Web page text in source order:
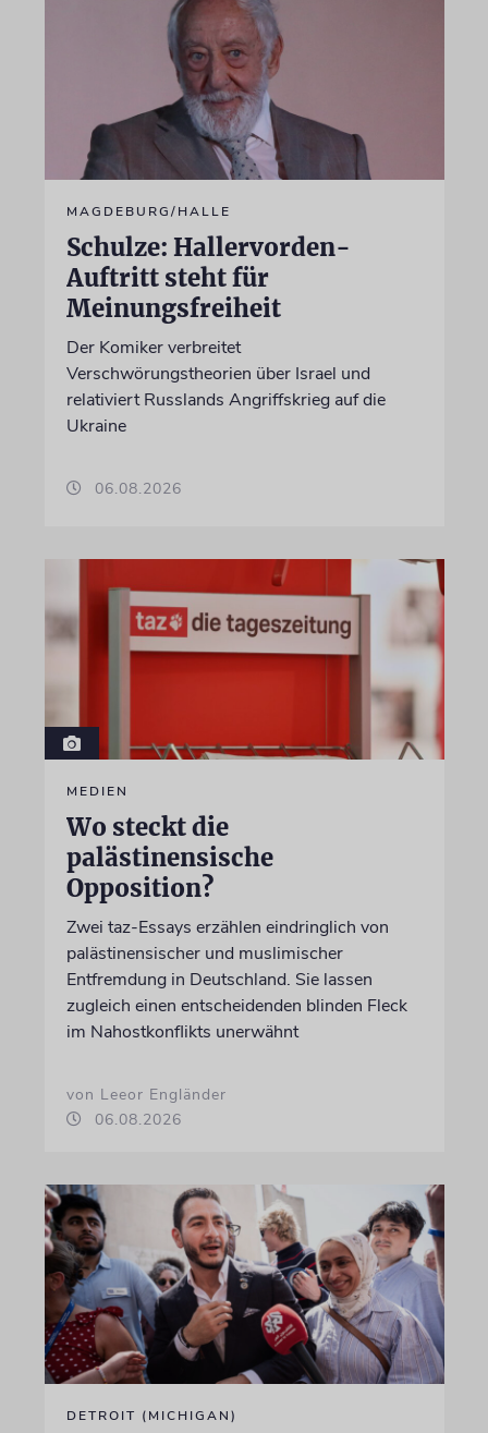
MAGDEBURG/HALLE
Schulze: Hallervorden-
Auftritt steht für
Meinungsfreiheit
Der Komiker verbreitet
Verschwörungstheorien über Israel und
relativiert Russlands Angriffskrieg auf die
Ukraine
06.08.2026
MEDIEN
Wo steckt die
palästinensische
Opposition?
Zwei taz-Essays erzählen eindringlich von
palästinensischer und muslimischer
Entfremdung in Deutschland. Sie lassen
zugleich einen entscheidenden blinden Fleck
im Nahostkonflikts unerwähnt
von Leeor Engländer
06.08.2026
DETROIT (MICHIGAN)